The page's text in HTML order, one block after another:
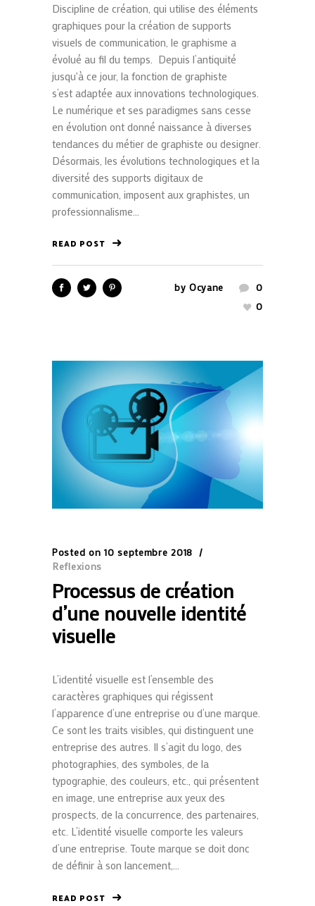
Discipline de création, qui utilise des éléments
graphiques pour la création de supports
visuels de communication, le graphisme a
évolué au fil du temps. Depuis l’antiquité
jusqu'à ce jour, la fonction de graphiste
s’est adaptée aux innovations technologiques.
Le numérique et ses paradigmes sans cesse
en évolution ont donné naissance à diverses
tendances du métier de graphiste ou designer.
Désormais, les évolutions technologiques et la
diversité des supports digitaux de
communication, imposent aux graphistes, un
professionnalisme...
READ POST
by Ocyane
0
0
Posted on 10 septembre 2018
Reflexions
Processus de création
d’une nouvelle identité
visuelle
L’identité visuelle est l’ensemble des
caractères graphiques qui régissent
l’apparence d’une entreprise ou d’une marque.
Ce sont les traits visibles, qui distinguent une
entreprise des autres. Il s’agit du logo, des
photographies, des symboles, de la
typographie, des couleurs, etc., qui présentent
en image, une entreprise aux yeux des
prospects, de la concurrence, des partenaires,
etc. L’identité visuelle comporte les valeurs
d’une entreprise. Toute marque se doit donc
de définir à son lancement,...
READ POST